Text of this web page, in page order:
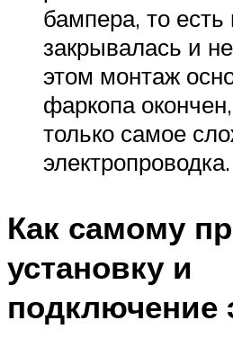
бампера, то
закрывалась и
этом монтаж
фаркопа
только самое
электропроводка.
Как самому
установку и
подключение